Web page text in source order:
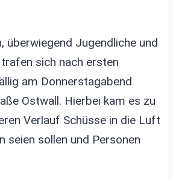
überwiegend Jugendliche und
sich nach ersten
am Donnerstagabend
Ostwall. Hierbei kam es zu
Verlauf Schüsse in die Luft
seien sollen und Personen